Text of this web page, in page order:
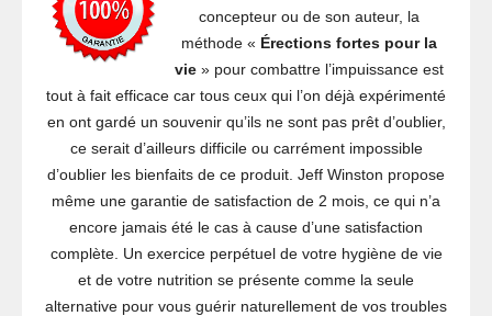
concepteur ou de son auteur, la
méthode « Érections fortes pour la
vie » pour combattre l’impuissance est
tout à fait efficace car tous ceux qui l’on déjà expérimenté
en ont gardé un souvenir qu’ils ne sont pas prêt d’oublier,
ce serait d’ailleurs difficile ou carrément impossible
d’oublier les bienfaits de ce produit. Jeff Winston propose
même une garantie de satisfaction de 2 mois, ce qui n’a
encore jamais été le cas à cause d’une satisfaction
complète. Un exercice perpétuel de votre hygiène de vie
et de votre nutrition se présente comme la seule
alternative pour vous guérir naturellement de vos troubles